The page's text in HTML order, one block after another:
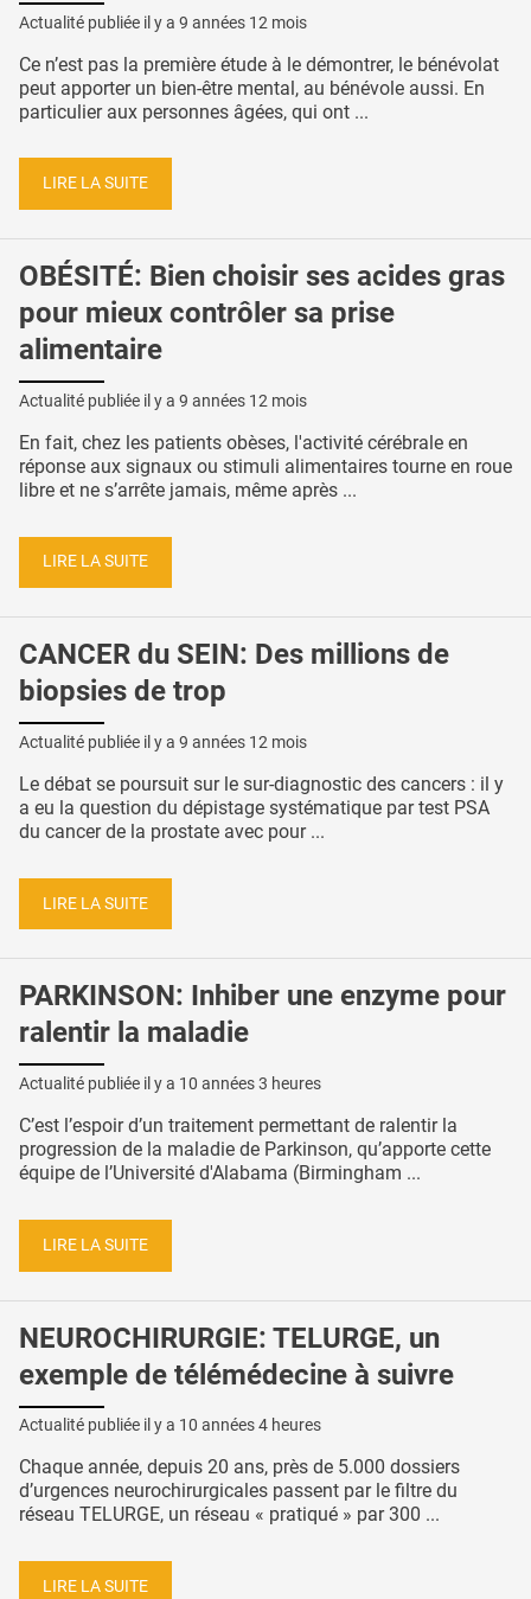
Actualité publiée il y a 9 années 12 mois
Ce n’est pas la première étude à le démontrer, le bénévolat
peut apporter un bien-être mental, au bénévole aussi. En
particulier aux personnes âgées, qui ont ...
LIRE LA SUITE
OBÉSITÉ: Bien choisir ses acides gras
pour mieux contrôler sa prise
alimentaire
Actualité publiée il y a 9 années 12 mois
En fait, chez les patients obèses, l'activité cérébrale en
réponse aux signaux ou stimuli alimentaires tourne en roue
libre et ne s’arrête jamais, même après ...
LIRE LA SUITE
CANCER du SEIN: Des millions de
biopsies de trop
Actualité publiée il y a 9 années 12 mois
Le débat se poursuit sur le sur-diagnostic des cancers : il y
a eu la question du dépistage systématique par test PSA
du cancer de la prostate avec pour ...
LIRE LA SUITE
PARKINSON: Inhiber une enzyme pour
ralentir la maladie
Actualité publiée il y a 10 années 3 heures
C’est l’espoir d’un traitement permettant de ralentir la
progression de la maladie de Parkinson, qu’apporte cette
équipe de l’Université d'Alabama (Birmingham ...
LIRE LA SUITE
NEUROCHIRURGIE: TELURGE, un
exemple de télémédecine à suivre
Actualité publiée il y a 10 années 4 heures
Chaque année, depuis 20 ans, près de 5.000 dossiers
d’urgences neurochirurgicales passent par le filtre du
réseau TELURGE, un réseau « pratiqué » par 300 ...
LIRE LA SUITE